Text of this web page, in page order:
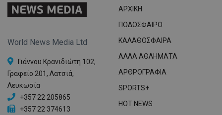
World News Media Ltd
Γιάννου Κρανιδιώτη 102,
Γραφείο 201, Λατσιά,
Λευκωσία
+357 22 205865
+357 22 374613
ΑΡΧΙΚΗ
ΠΟΔΟΣΦΑΙΡΟ
ΚΑΛΑΘΟΣΦΑΙΡΑ
ΑΛΛΑ ΑΘΛΗΜΑΤΑ
ΑΡΘΡΟΓΡΑΦΙΑ
SPORTS+
HOT NEWS